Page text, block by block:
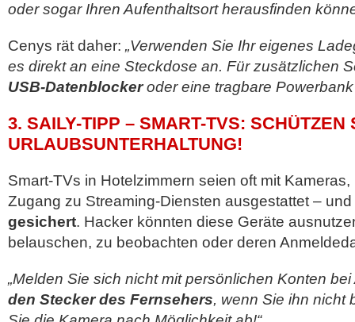
oder sogar Ihren Aufenthaltsort herausfinden
Cenys rät daher: „Verwenden Sie Ihr eigenes
es direkt an eine Steckdose an. Für zusätzlichen
USB-Datenblockeroder eine tragbare Powerbank
3. SAILY-TIPP – SMART-TVS: SCHÜTZEN
URLAUBSUNTERHALTUNG!
Smart-TVs in Hotelzimmern seien oft mit
Zugang zu Streaming-Diensten ausgestattet –
gesichert. Hacker könnten diese Geräte
belauschen, zu beobachten oder deren
„Melden Sie sich nicht mit persönlichen Konten
den Stecker des Fernsehers, wenn Sie ihn nicht